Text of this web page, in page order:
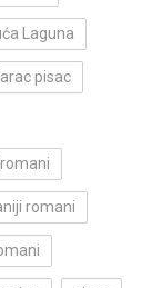
Laguna
pisac
romani